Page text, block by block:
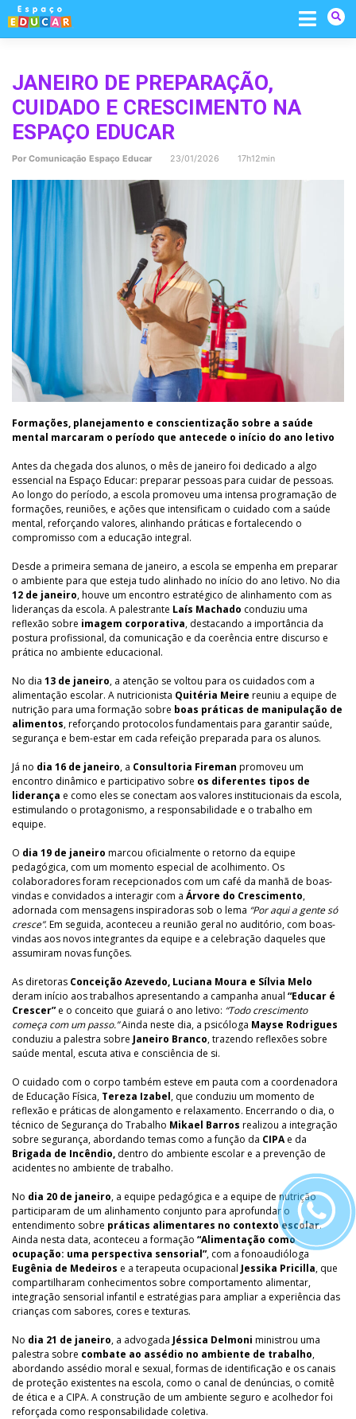
Skip
content
JANEIRO DE PREPARAÇÃO,
CUIDADO E CRESCIMENTO NA
ESPAÇO EDUCAR
Por Comunicação Espaço Educar 23/01/2026 17h12min
Formações, planejamento e conscientização sobre a saúde
mental marcaram o período que antecede o início do ano letivo
Antes da chegada dos alunos, o mês de janeiro foi dedicado a algo
essencial na Espaço Educar: preparar pessoas para cuidar de pessoas.
Ao longo do período, a escola promoveu uma intensa programação de
formações, reuniões, e ações que intensificam o cuidado com a saúde
mental, reforçando valores, alinhando práticas e fortalecendo o
compromisso com a educação integral.
Desde a primeira semana de janeiro, a escola se empenha em preparar
o ambiente para que esteja tudo alinhado no início do ano letivo. No dia
12 de janeiro, houve um encontro estratégico de alinhamento com as
lideranças da escola. A palestrante Laís Machado conduziu uma
reflexão sobre imagem corporativa, destacando a importância da
postura profissional, da comunicação e da coerência entre discurso e
prática no ambiente educacional.
No dia 13 de janeiro, a atenção se voltou para os cuidados com a
alimentação escolar. A nutricionista Quitéria Meire reuniu a equipe de
nutrição para uma formação sobre boas práticas de manipulação de
alimentos, reforçando protocolos fundamentais para garantir saúde,
segurança e bem-estar em cada refeição preparada para os alunos.
Já no dia 16 de janeiro, a Consultoria Fireman promoveu um
encontro dinâmico e participativo sobre os diferentes tipos de
liderança e como eles se conectam aos valores institucionais da escola,
estimulando o protagonismo, a responsabilidade e o trabalho em
equipe.
O dia 19 de janeiro marcou oficialmente o retorno da equipe
pedagógica, com um momento especial de acolhimento. Os
colaboradores foram recepcionados com um café da manhã de boas-
vindas e convidados a interagir com a Árvore do Crescimento,
adornada com mensagens inspiradoras sob o lema “Por aqui a gente só
cresce”. Em seguida, aconteceu a reunião geral no auditório, com boas-
vindas aos novos integrantes da equipe e a celebração daqueles que
assumiram novas funções.
As diretoras Conceição Azevedo, Luciana Moura e Sílvia Melo
deram início aos trabalhos apresentando a campanha anual “Educar é
Crescer” e o conceito que guiará o ano letivo: “Todo crescimento
começa com um passo.”Ainda neste dia, a psicóloga Mayse Rodrigues
conduziu a palestra sobre Janeiro Branco, trazendo reflexões sobre
saúde mental, escuta ativa e consciência de si.
O cuidado com o corpo também esteve em pauta com a coordenadora
de Educação Física, Tereza Izabel, que conduziu um momento de
reflexão e práticas de alongamento e relaxamento. Encerrando o dia, o
técnico de Segurança do Trabalho Mikael Barros realizou a integração
sobre segurança, abordando temas como a função da CIPAe da
Brigada de Incêndio, dentro do ambiente escolar e a prevenção de
acidentes no ambiente de trabalho.
No dia 20 de janeiro, a equipe pedagógica e a equipe de nutrição
participaram de um alinhamento conjunto para aprofundar o
entendimento sobre práticas alimentares no contexto escolar.
Ainda nesta data, aconteceu a formação “Alimentação como
ocupação: uma perspectiva sensorial”, com a fonoaudióloga
Eugênia de Medeiros e a terapeuta ocupacional Jessika Pricilla, que
compartilharam conhecimentos sobre comportamento alimentar,
integração sensorial infantil e estratégias para ampliar a experiência das
crianças com sabores, cores e texturas.
No dia 21 de janeiro, a advogada Jéssica Delmoni ministrou uma
palestra sobre combate ao assédio no ambiente de trabalho,
abordando assédio moral e sexual, formas de identificação e os canais
de proteção existentes na escola, como o canal de denúncias, o comitê
de ética e a CIPA. A construção de um ambiente seguro e acolhedor foi
reforçada como responsabilidade coletiva.